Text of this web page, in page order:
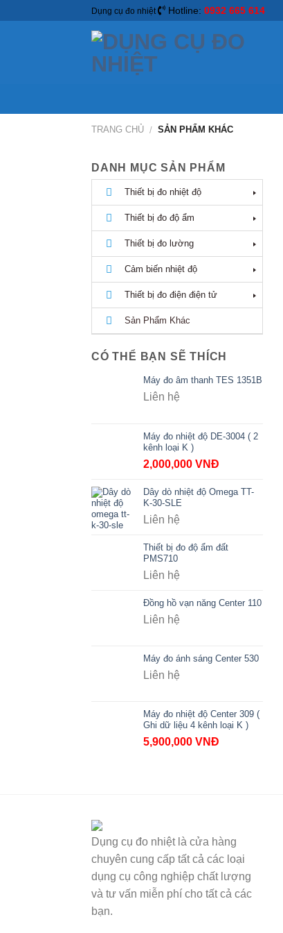
Dụng cụ đo nhiệt Hotline: 0932 665 614
TRANG CHỦ / SẢN PHẨM KHÁC
DANH MỤC SẢN PHẨM
Thiết bị đo nhiệt độ
Thiết bị đo độ ẩm
Thiết bị đo lường
Cảm biến nhiệt độ
Thiết bị đo điện điện tử
Sản Phẩm Khác
CÓ THỂ BẠN SẼ THÍCH
Máy đo âm thanh TES 1351B
Liên hệ
Máy đo nhiệt độ DE-3004 ( 2
kênh loại K )
2,000,000 VNĐ
Dây dò nhiệt độ Omega TT-
K-30-SLE
Liên hệ
Thiết bị đo độ ẩm đất
PMS710
Liên hệ
Đồng hồ vạn năng Center 110
Liên hệ
Máy đo ánh sáng Center 530
Liên hệ
Máy đo nhiệt độ Center 309 (
Ghi dữ liệu 4 kênh loại K )
5,900,000 VNĐ
Dụng cụ đo nhiệt là cửa hàng
chuyên cung cấp tất cả các loại
dụng cụ công nghiệp chất lượng
và tư vấn miễn phí cho tất cả các
bạn.